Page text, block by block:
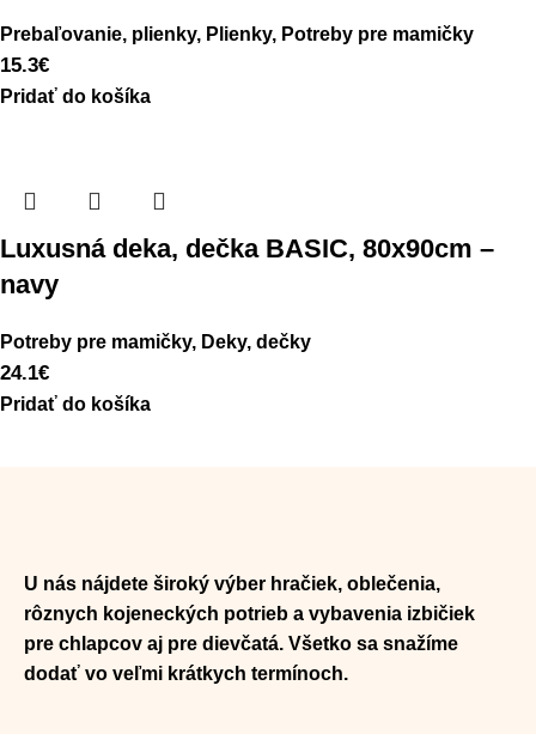
Prebaľovanie, plienky, Plienky, Potreby pre mamičky
15.3€
Pridať do košíka
Luxusná deka, dečka BASIC, 80x90cm –
navy
Potreby pre mamičky, Deky, dečky
24.1€
Pridať do košíka
U nás nájdete široký výber hračiek, oblečenia,
rôznych kojeneckých potrieb a vybavenia izbičiek
pre chlapcov aj pre dievčatá. Všetko sa snažíme
dodať vo veľmi krátkych termínoch.